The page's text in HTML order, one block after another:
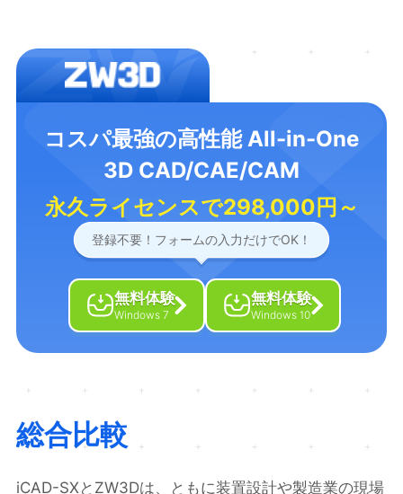
コスパ最強の高性能 All-in-One
3D CAD/CAE/CAM
永久ライセンスで298,000円～
登録不要！フォームの入力だけでOK！
無料体験
Windows 7
無料体験
Windows 10
総合比較
iCAD-SXとZW3Dは、ともに装置設計や製造業の現場